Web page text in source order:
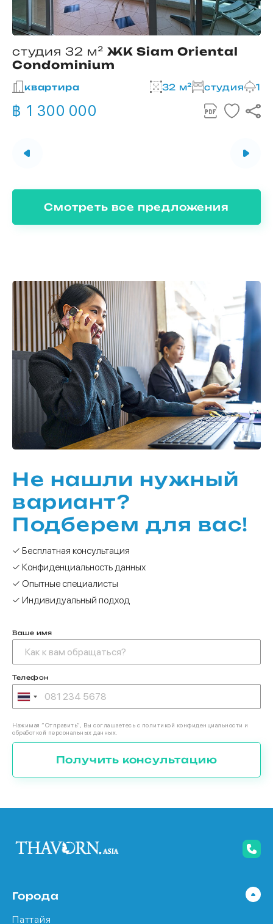
студия 32 м² ЖК Siam Oriental
Condominium
квартира 32 м² студия 1
฿ 1 300 000
Смотреть все предложения
Не нашли нужный
вариант?
Подберем для вас!
✓ Бесплатная консультация
✓ Конфиденциальность данных
✓ Опытные специалисты
✓ Индивидуальный подход
Ваше имя
Телефон
Нажимая “Отправить”, Вы соглашаетесь с политикой конфиденциальности и
обработкой персональных данных.
Получить консультацию
Города
Паттайя